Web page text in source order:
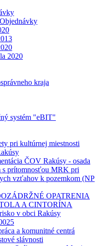
2020
kraja
systém "eBIT"
pri kultúrnej miestnosti
ČOV Rakúsy - osada
s prítomnosťou MRK pri
vzťahov k pozemkom (NP
OPATRENIA
A CINTORÍNA
v obci Rakúsy
a komunitné centrá
slávnosti